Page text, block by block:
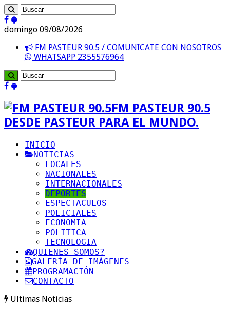
domingo 09/08/2026
FM PASTEUR 90.5 / COMUNICATE CON NOSOTROS
WHATSAPP 2355576964
FM PASTEUR 90.5
DESDE PASTEUR PARA EL MUNDO.
INICIO
NOTICIAS
LOCALES
NACIONALES
INTERNACIONALES
DEPORTES
ESPECTACULOS
POLICIALES
ECONOMIA
POLITICA
TECNOLOGIA
QUIENES SOMOS?
GALERÍA DE IMÁGENES
PROGRAMACIÓN
CONTACTO
Ultimas Noticias